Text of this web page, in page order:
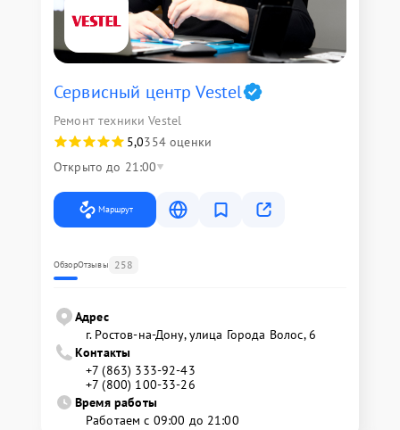
Сервисный центр Vestel
Ремонт техники Vestel
5,0354 оценки
Открыто до 21:00
Маршрут
ОбзорОтзывы 258
Адрес
г. Ростов-на-Дону, улица Города Волос, 6
Контакты
+7 (863) 333-92-43
+7 (800) 100-33-26
Время работы
Работаем с 09:00 до 21:00